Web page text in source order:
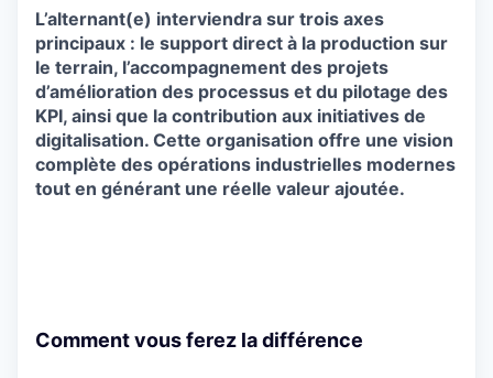
L’alternant(e) interviendra sur trois axes
principaux : le support direct à la production sur
le terrain, l’accompagnement des projets
d’amélioration des processus et du pilotage des
KPI, ainsi que la contribution aux initiatives de
digitalisation. Cette organisation offre une vision
complète des opérations industrielles modernes
tout en générant une réelle valeur ajoutée.
Comment vous ferez la différence